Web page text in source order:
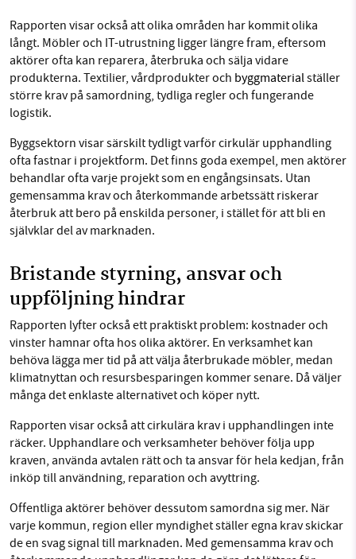
Rapporten visar också att olika områden har kommit olika
långt. Möbler och IT-utrustning ligger längre fram, eftersom
aktörer ofta kan reparera, återbruka och sälja vidare
produkterna. Textilier, vårdprodukter och byggmaterialställer
större krav på samordning, tydliga regler och fungerande
logistik.
Byggsektorn visar särskilt tydligt varför cirkulär upphandling
ofta fastnar i projektform. Det finns goda exempel, men aktörer
behandlar ofta varje projekt som en engångsinsats. Utan
gemensamma krav och återkommande arbetssätt riskerar
återbruk att bero på enskilda personer, i stället för att bli en
självklar del av marknaden.
Bristande styrning, ansvar och
uppföljning hindrar
Rapporten lyfter också ett praktiskt problem: kostnader och
vinster hamnar ofta hos olika aktörer. En verksamhet kan
behöva lägga mer tid på att välja återbrukade möbler, medan
klimatnyttan och resursbesparingen kommer senare. Då väljer
många det enklaste alternativet och köper nytt.
Rapporten visar också att cirkulära krav i upphandlingen inte
räcker. Upphandlare och verksamheter behöver följa upp
kraven, använda avtalen rätt och ta ansvar för hela kedjan, från
inköp till användning, reparation och avyttring.
Offentliga aktörer behöver dessutom samordna sig mer. När
varje kommun, region eller myndighet ställer egna krav skickar
de en svag signal till marknaden. Med gemensamma krav och